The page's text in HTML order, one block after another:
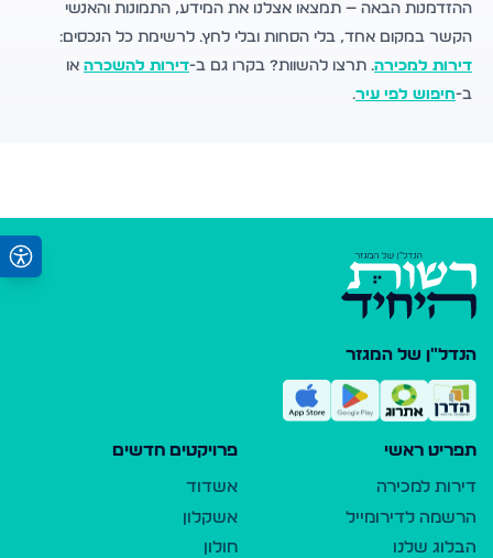
ההזדמנות הבאה — תמצאו אצלנו את המידע, התמונות והאנשי
הקשר במקום אחד, בלי הסחות ובלי לחץ. לרשימת כל הנכסים:
דירות למכירה. תרצו להשוות? בקרו גם ב-דירות להשכרה או
ב-חיפוש לפי עיר.
הנדל"ן של המגזר
תפריט ראשי
דירות למכירה
הרשמה לדירומייל
הבלוג שלנו
פרויקטים חדשים
אשדוד
אשקלון
חולון